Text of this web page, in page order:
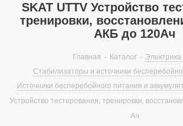
SKAT UTTV Устройство
тренировки,
АКБ до 120Ач
Главная - Каталог - Электрика
Стабилизаторы и источники
Источники бесперебойного питания и
Устройство тестирования, тренировки,
Ач